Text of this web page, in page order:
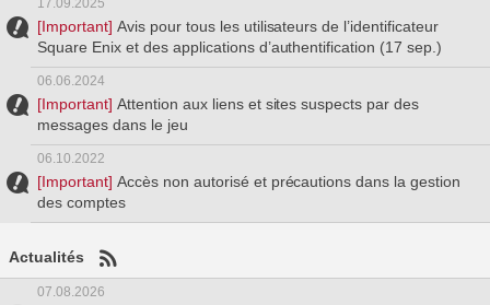
17.09.2025
[Important] Avis pour tous les utilisateurs de l’identificateur
Square Enix et des applications d’authentification (17 sep.)
06.06.2024
[Important] Attention aux liens et sites suspects par des
messages dans le jeu
06.10.2022
[Important] Accès non autorisé et précautions dans la gestion
des comptes
Actualités
07.08.2026